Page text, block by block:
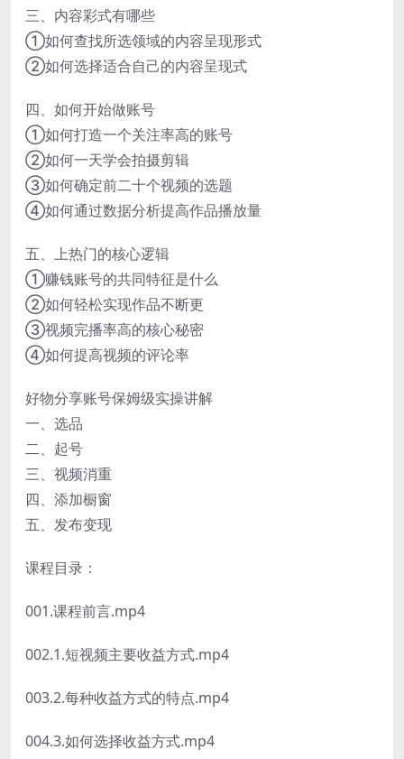
三、内容彩式有哪些
①如何查找所选领域的内容呈现形式
②如何选择适合自己的内容呈现式
四、如何开始做账号
①如何打造一个关注率高的账号
②如何一天学会拍摄剪辑
③如何确定前二十个视频的选题
④如何通过数据分析提高作品播放量
五、上热门的核心逻辑
①赚钱账号的共同特征是什么
②如何轻松实现作品不断更
③视频完播率高的核心秘密
④如何提高视频的评论率
好物分享账号保姆级实操讲解
一、选品
二、起号
三、视频消重
四、添加橱窗
五、发布变现
课程目录：
001.课程前言.mp4
002.1.短视频主要收益方式.mp4
003.2.每种收益方式的特点.mp4
004.3.如何选择收益方式.mp4